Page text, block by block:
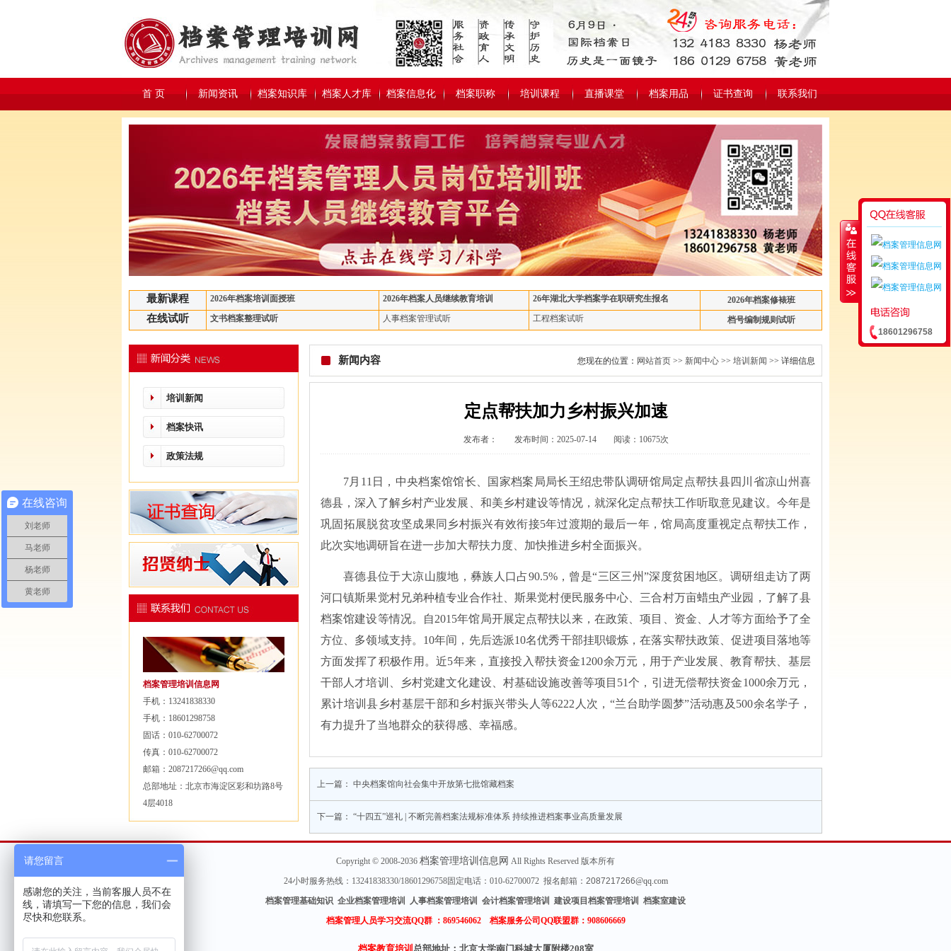
首 页 新闻资讯 档案知识库 档案人才库 档案信息化 档案职称 培训课程 直播课堂 档案用品 证书查询 联系我们
最新课程 2026年档案培训面授班 2026年档案人员继续教育培训 26年湖北大学档案学在职研究生报名 2026年档案修裱班
在线试听 文书档案整理试听 人事档案管理试听 工程档案试听 档号编制规则试听
培训新闻
档案快讯
政策法规
档案管理培训信息网
手机：13241838330
手机：18601298758
固话：010-62700072
传真：010-62700072
邮箱：2087217266@qq.com
总部地址：北京市海淀区彩和坊路8号
4层4018
新闻内容 您现在的位置： 网站首页 >> 新闻中心 >> 培训新闻 >> 详细信息
定点帮扶加力乡村振兴加速
发布者： 发布时间：2025-07-14 阅读：10675次
7月11日，中央档案馆馆长、国家档案局局长王绍忠带队调研馆局定点帮扶县四川省凉山州喜
德县，深入了解乡村产业发展、和美乡村建设等情况，就深化定点帮扶工作听取意见建议。今年是
巩固拓展脱贫攻坚成果同乡村振兴有效衔接5年过渡期的最后一年，馆局高度重视定点帮扶工作，
此次实地调研旨在进一步加大帮扶力度、加快推进乡村全面振兴。
喜德县位于大凉山腹地，彝族人口占90.5%，曾是“三区三州”深度贫困地区。调研组走访了两
河口镇斯果觉村兄弟种植专业合作社、斯果觉村便民服务中心、三合村万亩蜡虫产业园，了解了县
档案馆建设等情况。自2015年馆局开展定点帮扶以来，在政策、项目、资金、人才等方面给予了全
方位、多领域支持。10年间，先后选派10名优秀干部挂职锻炼，在落实帮扶政策、促进项目落地等
方面发挥了积极作用。近5年来，直接投入帮扶资金1200余万元，用于产业发展、教育帮扶、基层
干部人才培训、乡村党建文化建设、村基础设施改善等项目51个，引进无偿帮扶资金1000余万元，
累计培训县乡村基层干部和乡村振兴带头人等6222人次，“兰台助学圆梦”活动惠及500余名学子，
有力提升了当地群众的获得感、幸福感。
上一篇： 中央档案馆向社会集中开放第七批馆藏档案
下一篇： “十四五”巡礼 | 不断完善档案法规标准体系 持续推进档案事业高质量发展
Copyright © 2008-2036 档案管理培训信息网 All Rights Reserved 版本所有
24小时服务热线：13241838330/18601296758固定电话：010-62700072 报名邮箱： 2087217266@qq.com
档案管理基础知识 企业档案管理培训 人事档案管理培训 会计档案管理培训 建设项目档案管理培训 档案室建设
档案管理人员学习交流QQ群 ： 869546062 档案服务公司QQ联盟群：908606669
档案教育培训 总部地址：北京大学南门科城大厦附楼208室
18601296758
在线咨询
刘老师
马老师
杨老师
黄老师
请您留言
感谢您的关注，当前客服人员不在
线，请填写一下您的信息，我们会
尽快和您联系。